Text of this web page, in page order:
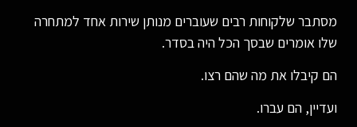
מסתבר שלקוחות רבים שעוברים מנותן שירות אחד למתחרה
שלו אומרים שבסך הכל היה בסדר.
הם קיבלו את מה שהם רצו.
ועדיין, הם עברו.